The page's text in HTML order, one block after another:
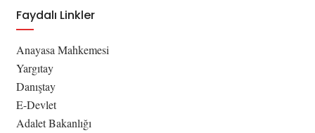
Faydalı Linkler
Anayasa Mahkemesi
Yargıtay
Danıştay
E-Devlet
Adalet Bakanlığı